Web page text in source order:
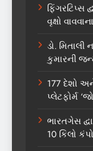
ફિંગરટિપ્સ
વૃક્ષો
ડો. મિતાલી
કુમારની
177 દેશો
પ્લેટફોર્મ
ભારતગેસ
10 કિલો